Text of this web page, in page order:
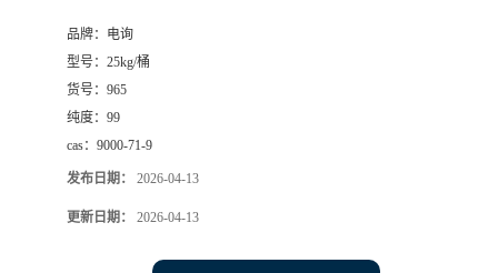
品牌： 电询
型号： 25kg/桶
货号： 965
纯度： 99
cas： 9000-71-9
发布日期： 2026-04-13
更新日期： 2026-04-13